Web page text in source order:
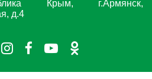
Крым, г.Армянск,
д.4